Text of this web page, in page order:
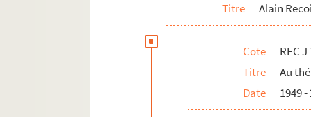
Titre
Alain
Cote
REC
Titre
Au
Date
1949 -